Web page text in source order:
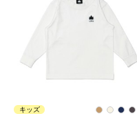
キッズ